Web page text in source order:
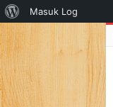
Tentang
WordPress
Masuk Log